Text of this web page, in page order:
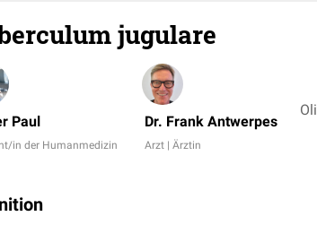
jugulare
Paul
in der Humanmedizin
Dr. Frank Antwerpes
Arzt | Ärztin